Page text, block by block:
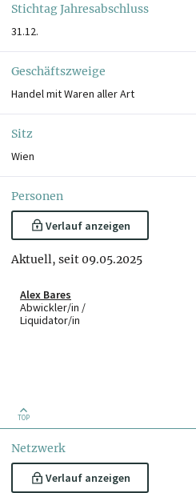
Stichtag Jahresabschluss
31.12.
Geschäftszweige
Handel mit Waren aller Art
Sitz
Wien
Personen
Verlauf anzeigen
Aktuell, seit 09.05.2025
Alex Bares
Abwickler/in /
Liquidator/in
TOP
Netzwerk
Verlauf anzeigen